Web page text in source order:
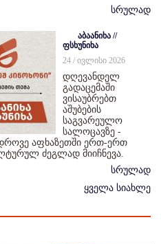
სრულად
აბაანიხა //
ფსხუნიხა
24 / ივლისი 2026
დღევანდელ
გადაცემაში
ვისაუბრებთ
აშუბების
საგვარეულო
სალოცავზე -
აფხაზეთში ერთ-ერთ
ძეგლად მიიჩნევა.
სრულად
ყველა სიახლე